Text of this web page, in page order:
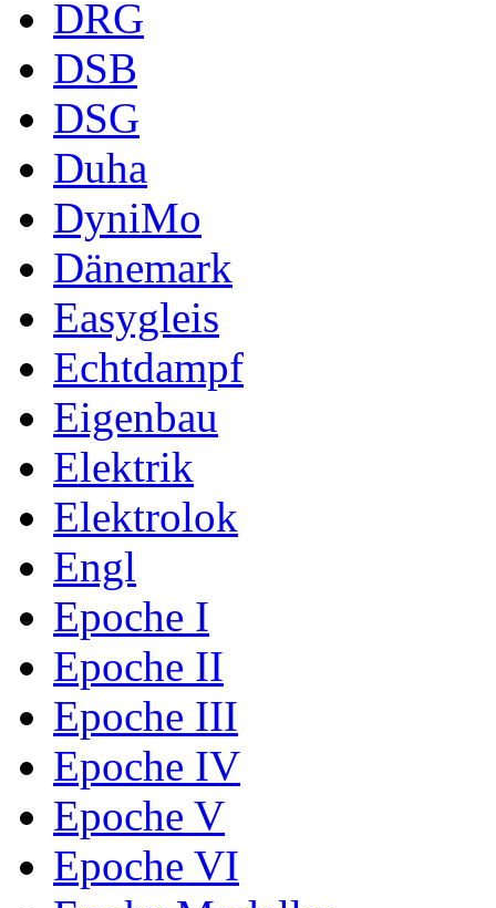
DRG
DSB
DSG
Duha
DyniMo
Dänemark
Easygleis
Echtdampf
Eigenbau
Elektrik
Elektrolok
Engl
Epoche I
Epoche II
Epoche III
Epoche IV
Epoche V
Epoche VI